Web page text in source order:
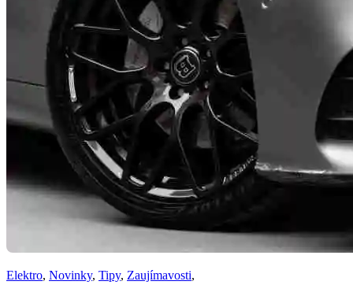
Elektro, Novinky, Tipy, Zaujímavosti,